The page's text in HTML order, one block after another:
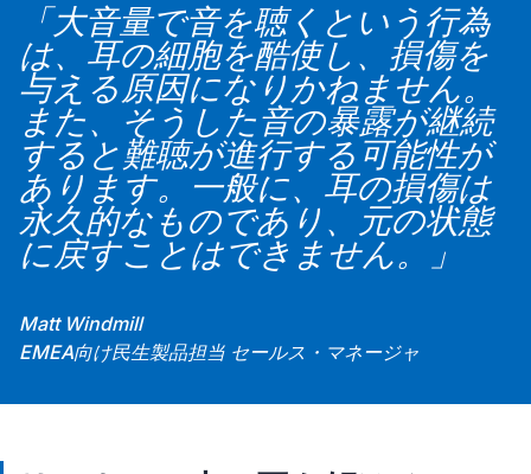
「大音量で音を聴くという行為
は、耳の細胞を酷使し、損傷を
与える原因になりかねません。
また、そうした音の暴露が継続
すると難聴が進行する可能性が
あります。一般に、耳の損傷は
永久的なものであり、元の状態
に戻すことはできません。」
Matt Windmill
EMEA向け民生製品担当 セールス・マネージャ